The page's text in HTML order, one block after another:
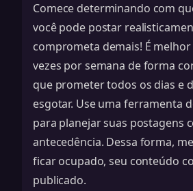
Comece determinando com
você pode postar
comprometa demais! É
vezes por semana de forma
que prometer todos os dias e
esgotar. Use uma ferramenta
para planejar suas postagens
antecedência. Dessa forma,
ficar ocupado, seu conteúdo
publicado.